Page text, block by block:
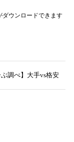
ダウンロードできます
ぶ調べ】大手vs格安、